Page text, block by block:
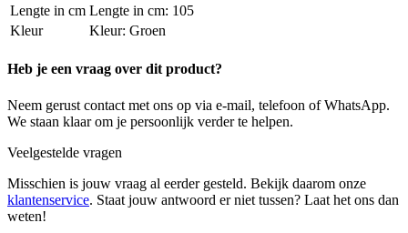
Lengte in cm
105
Kleur
Groen
Heb je een vraag over dit product?
Neem gerust contact met ons op via e-mail, telefoon of WhatsApp.
We staan klaar om je persoonlijk verder te helpen.
Veelgestelde vragen
Misschien is jouw vraag al eerder gesteld. Bekijk daarom onze
klantenservice. Staat jouw antwoord er niet tussen? Laat het ons dan
weten!